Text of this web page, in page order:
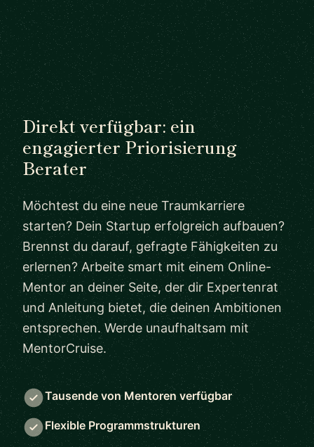
Direkt verfügbar: ein
engagierter Priorisierung
Berater
Möchtest du eine neue Traumkarriere
starten? Dein Startup erfolgreich aufbauen?
Brennst du darauf, gefragte Fähigkeiten zu
erlernen? Arbeite smart mit einem Online-
Mentor an deiner Seite, der dir Expertenrat
und Anleitung bietet, die deinen Ambitionen
entsprechen. Werde unaufhaltsam mit
MentorCruise.
Tausende von Mentoren verfügbar
Flexible Programmstrukturen